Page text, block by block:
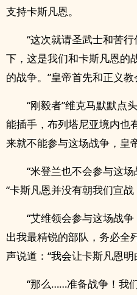
支持卡斯凡恩。
“这次就请圣武士和苦
下，这是我们和卡斯凡恩的
的战争。”皇帝首先和正义教
“刚毅者”维克马默默点
能插手，布列塔尼亚境内也
来就不能参与这场战争，皇
“米登兰也不会参与这
“卡斯凡恩并没有朝我们宣
“艾维领会参与这场战
出我最精锐的部队，务必全
声说道：“我会让卡斯凡恩明
“那么……准备战争！我